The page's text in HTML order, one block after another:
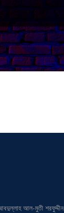
আল-মুতী শরফুদ্দীন